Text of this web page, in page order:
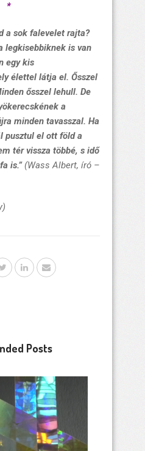
*
a sok falevelet rajta?
legkisebbiknek is van
egy kis
élettel látja el. Ősszel
ősszel lehull. De
a
minden tavasszal. Ha
pusztul el ott föld a
tér vissza többé, s idő
is.” (Wass Albert, író –
Posts